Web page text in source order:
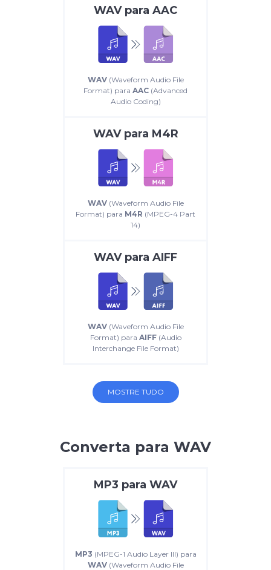
WAVpara AAC
WAV(Waveform Audio File
Format) para AAC (Advanced
Audio Coding)
WAVpara M4R
WAV(Waveform Audio File
Format) para M4R (MPEG-4 Part
14)
WAVpara AIFF
WAV(Waveform Audio File
Format) para AIFF(Audio
Interchange File Format)
MOSTRE TUDO
Converta para WAV
MP3 para WAV
MP3 (MPEG-1 Audio Layer III) para
WAV(Waveform Audio File